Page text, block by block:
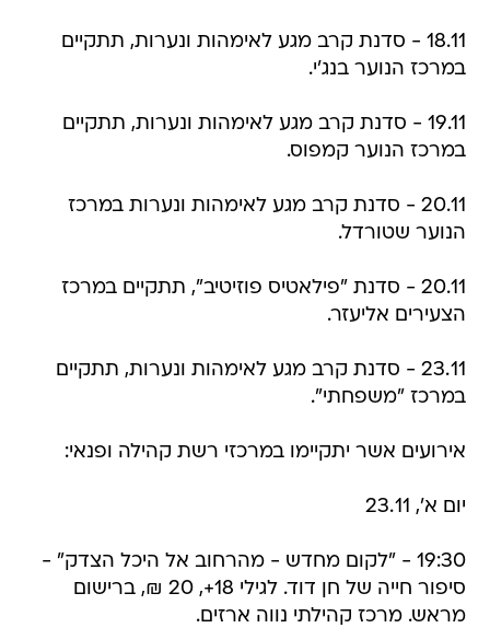
18.11 - סדנת קרב מגע לאימהות ונערות, תתקיים
במרכז הנוער בנג'י.
19.11 - סדנת קרב מגע לאימהות ונערות, תתקיים
במרכז הנוער קמפוס.
20.11 - סדנת קרב מגע לאימהות ונערות במרכז
הנוער שטורדל.
20.11 - סדנת "פילאטיס פוזיטיב", תתקיים במרכז
הצעירים אליעזר.
23.11 - סדנת קרב מגע לאימהות ונערות, תתקיים
במרכז "משפחתי".
אירועים אשר יתקיימו במרכזי רשת קהילה ופנאי:
יום א', 23.11
19:30 - "לקום מחדש - מהרחוב אל היכל הצדק" -
סיפור חייה של חן דוד. לגילי 18+, 20 ₪, ברישום
מראש. מרכז קהילתי נווה ארזים.